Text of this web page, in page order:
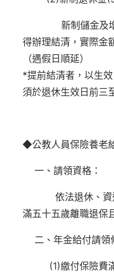
新制儲金及增額
得辦理結清，實際金
（遇假日順延）
*提前結清者，以生
須於退休生效日前三
◆公教人員保險養老
一、請領資格：
依法退休、資遣
滿五十五歲離職退保
二、年金給付請領
(1)繳付保險費滿